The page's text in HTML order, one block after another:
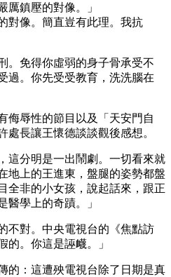
厲鎮壓的對像。」
對像。簡直豈有此理。我抗
。免得你虛弱的身子骨承受不
過。你先受受教育，洗洗腦在
侮辱性的節目以及「天安門自
處長讓王懷德談談觀後感想。
這分明是一出鬧劇。一切看來就
地上的王進東，盤腿的姿勢都盤
全非的小女孩，說起話來，跟正
醫學上的奇蹟。」
不對。中央電視台的《焦點訪
的。你這是誣衊。」
的：這遭殃電視台除了日期是真